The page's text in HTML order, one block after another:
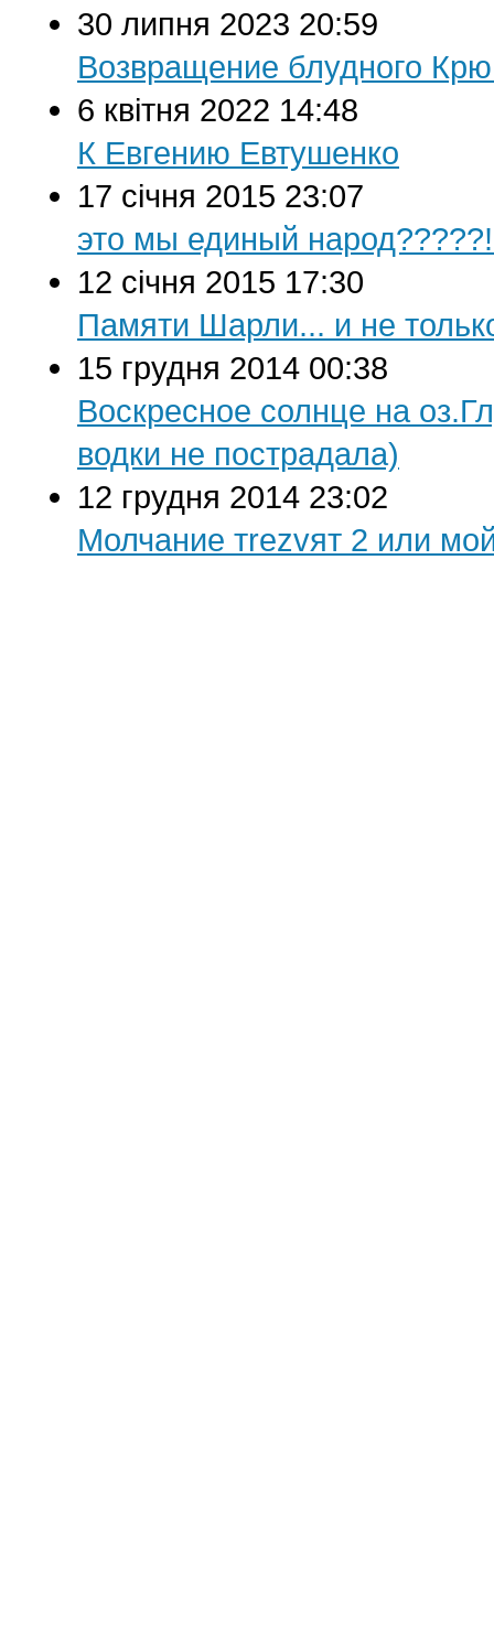
30 липня 2023 20:59
Возвращение блудного
6 квітня 2022 14:48
К Евгению Евтушенко
17 січня 2015 23:07
это мы единый
12 січня 2015 17:30
Памяти Шарли... и не
15 грудня 2014 00:38
Воскресное солнце на
водки не пострадала)
12 грудня 2014 23:02
Молчание тrezvят 2 или